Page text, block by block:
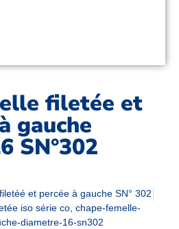
filetée et
gauche
SN°302
et percée à gauche SN° 302
iso série co, chape-femelle-
diametre-16-sn302